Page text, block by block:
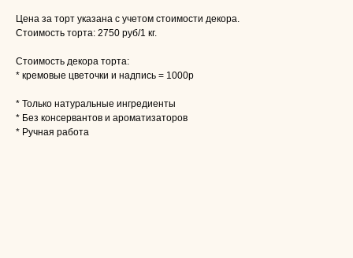
Цена за торт указана с учетом стоимости декора.
Стоимость торта: 2750 руб/1 кг.
Стоимость декора торта:
* кремовые цветочки и надпись = 1000р
* Только натуральные ингредиенты
* Без консервантов и ароматизаторов
* Ручная работа